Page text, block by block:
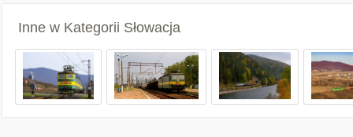
Inne w Kategorii Słowacja